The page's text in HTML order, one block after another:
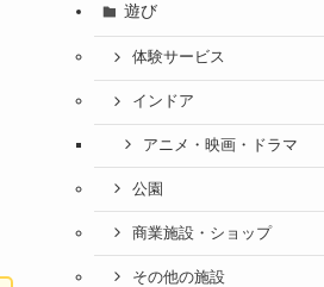
遊び
体験サービス
インドア
アニメ・映画・ドラマ
公園
商業施設・ショップ
その他の施設